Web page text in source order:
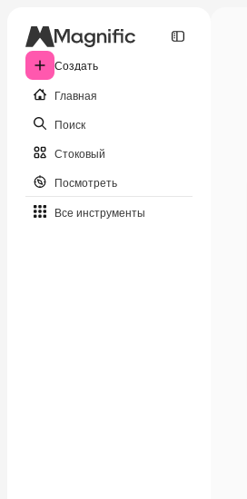
Создать
Главная
Поиск
Стоковый
Посмотреть
Все инструменты